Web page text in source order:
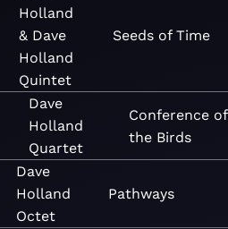
Holland
& Dave
Holland
Quintet
Seeds of Time
Dave
Holland
Quartet
Conference of
the Birds
Dave
Holland
Octet
Pathways